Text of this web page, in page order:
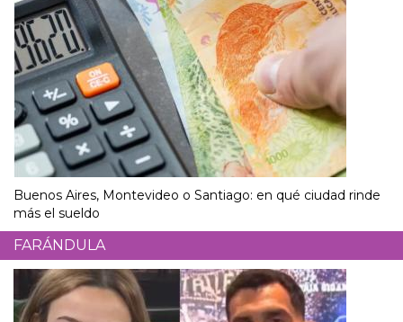
Buenos Aires, Montevideo o Santiago: en qué ciudad rinde
más el sueldo
FARÁNDULA